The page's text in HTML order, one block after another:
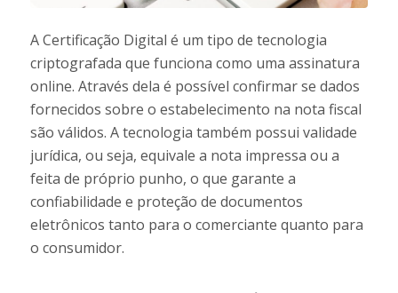
A Certificação Digital é um tipo de tecnologia
criptografada que funciona como uma assinatura
online. Através dela é possível confirmar se dados
fornecidos sobre o estabelecimento na nota fiscal
são válidos. A tecnologia também possui validade
jurídica, ou seja, equivale a nota impressa ou a
feita de próprio punho, o que garante a
confiabilidade e proteção de documentos
eletrônicos tanto para o comerciante quanto para
o consumidor.